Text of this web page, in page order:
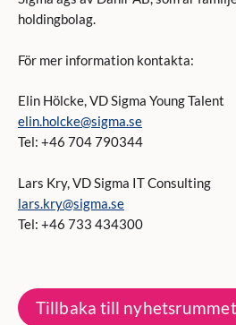
holdingbolag.
För mer information kontakta:
Elin Hölcke, VD Sigma Young Talent
elin.holcke@sigma.se
Tel: +46 704 790344
Lars Kry, VD Sigma IT Consulting
lars.kry@sigma.se
Tel: +46 733 434300
Tillbaka till nyhetsrummet